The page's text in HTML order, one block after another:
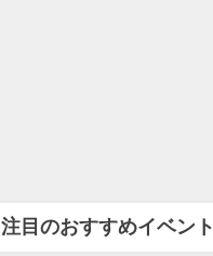
注目のおすすめイベント